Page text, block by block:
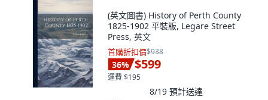
(英文圖書) History of Perth County
1825-1902 平裝版, Legare Street
Press, 英文
首購折扣價$938
36% $599
運費 $195
8/19 預計送達